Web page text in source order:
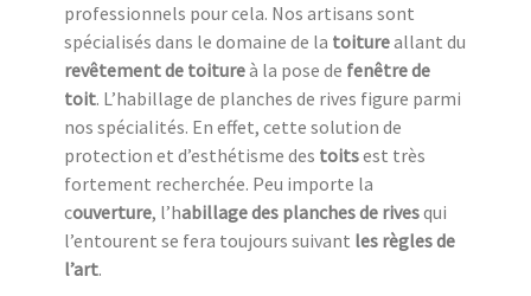
professionnels pour cela. Nos artisans sont
spécialisés dans le domaine de la toitureallant du
revêtement de toitureà la pose de fenêtre de
toit. L’habillage de planches de rives figure parmi
nos spécialités. En effet, cette solution de
protection et d’esthétisme des toitsest très
fortement recherchée. Peu importe la
couverture, l’habillage des planches de rivesqui
l’entourent se fera toujours suivant les règles de
l’art.